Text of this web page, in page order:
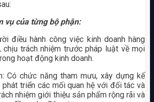
vụ của từng bộ phận:
điều hành công việc kinh doanh hàng
chịu trách nhiệm trước pháp luật về mọi
hoạt động kinh doanh.
Có chức năng tham mưu, xây dựng kế
phát triển các mối quan hệ với đối tác và
nhiệm giới thiệu sản phẩm rộng rãi và